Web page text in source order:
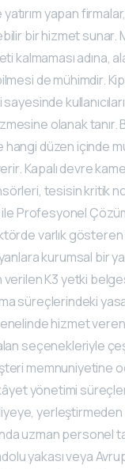
yapan
bir hizmet sunar.
kalmaması adına,
de mühimdir.
olanak tanır.
hangi düzen içinde
Kapalı devre
tesisin kritik
Profesyonel
varlık
kurumsal bir
verilen K3 yetki
süreçlerindeki
hizmet
seçenekleriyle
memnuniyetine
yönetimi
uzman personel
yakası veya